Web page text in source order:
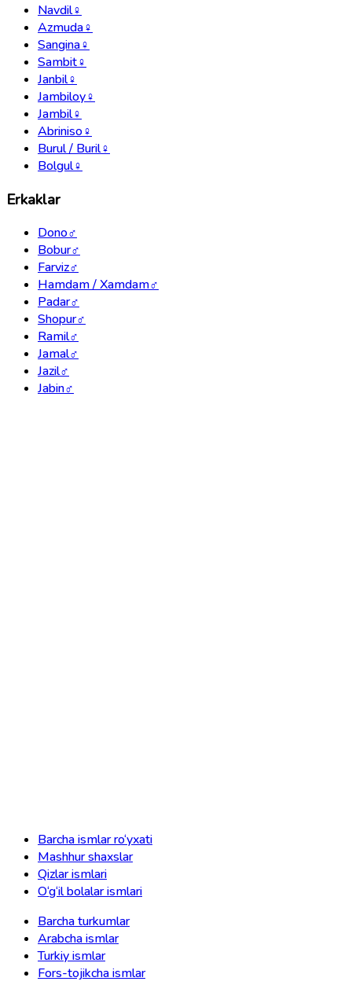
Navdil♀
Azmuda♀
Sangina♀
Sambit♀
Janbil♀
Jambiloy♀
Jambil♀
Abriniso♀
Burul / Buril♀
Bolgul♀
Erkaklar
Dono♂
Bobur♂
Farviz♂
Hamdam / Xamdam♂
Padar♂
Shopur♂
Ramil♂
Jamal♂
Jazil♂
Jabin♂
Barcha ismlar ro‘yxati
Mashhur shaxslar
Qizlar ismlari
O‘g‘il bolalar ismlari
Barcha turkumlar
Arabcha ismlar
Turkiy ismlar
Fors-tojikcha ismlar